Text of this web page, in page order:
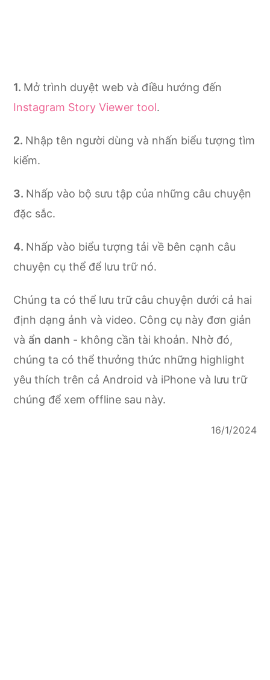
Mở trình duyệt web và điều hướng đến
Instagram Story Viewer tool.
Nhập tên người dùng và nhấn biểu tượng tìm
kiếm.
Nhấp vào bộ sưu tập của những câu chuyện
đặc sắc.
Nhấp vào biểu tượng tải về bên cạnh câu
chuyện cụ thể để lưu trữ nó.
Chúng ta có thể lưu trữ câu chuyện dưới cả hai
định dạng ảnh và video. Công cụ này đơn giản
và ẩn danh - không cần tài khoản. Nhờ đó,
chúng ta có thể thưởng thức những highlight
yêu thích trên cả Android và iPhone và lưu trữ
chúng để xem offline sau này.
16/1/2024